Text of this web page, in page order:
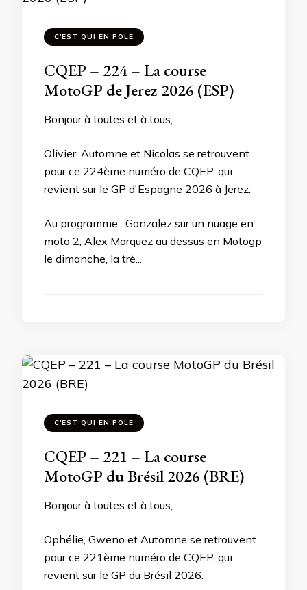
C'EST QUI EN POLE
CQEP – 224 – La course
MotoGP de Jerez 2026 (ESP)
Bonjour à toutes et à tous,
Olivier, Automne et Nicolas se retrouvent
pour ce 224ème numéro de CQEP, qui
revient sur le GP d'Espagne 2026 à Jerez.
Au programme : Gonzalez sur un nuage en
moto 2, Alex Marquez au dessus en Motogp
le dimanche, la trè...
C'EST QUI EN POLE
CQEP – 221 – La course
MotoGP du Brésil 2026 (BRE)
Bonjour à toutes et à tous,
Ophélie, Gweno et Automne se retrouvent
pour ce 221ème numéro de CQEP, qui
revient sur le GP du Brésil 2026.